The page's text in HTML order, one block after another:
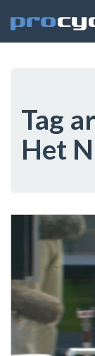
Tag
Het